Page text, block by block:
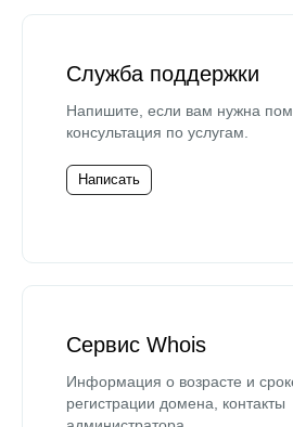
Служба поддержки
Напишите, если вам нужна
консультация по услугам.
Написать
Сервис Whois
Информация о возрасте и
регистрации домена, контакты